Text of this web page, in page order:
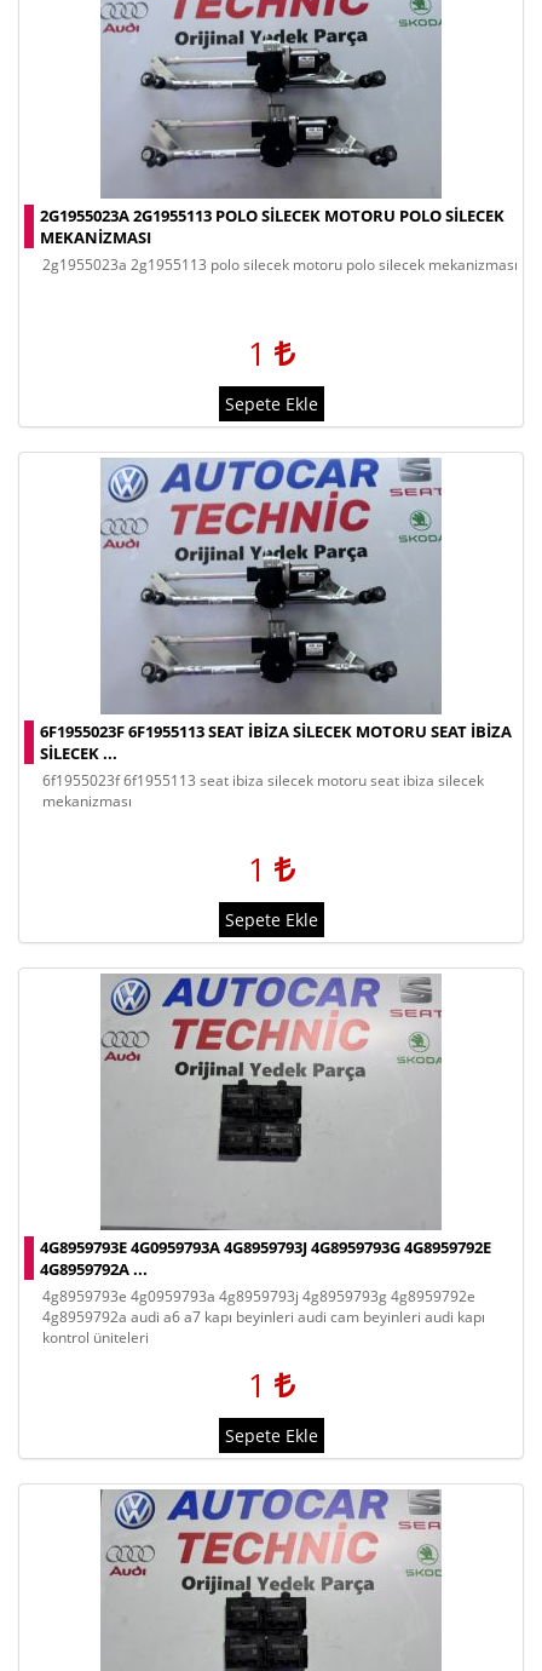
2G1955023A 2G1955113 POLO SILECEK MOTORU POLO SILECEK
MEKANIZMASI
2g1955023a 2g1955113 polo silecek motoru polo silecek mekanizması
1
Sepete Ekle
6F1955023F 6F1955113 SEAT IBIZA SILECEK MOTORU SEAT IBIZA
SILECEK ...
6f1955023f 6f1955113 seat ibiza silecek motoru seat ibiza silecek
mekanizması
1
Sepete Ekle
4G8959793E 4G0959793A 4G8959793J 4G8959793G 4G8959792E
4G8959792A ...
4g8959793e 4g0959793a 4g8959793j 4g8959793g 4g8959792e
4g8959792a audi a6 a7 kapı beyinleri audi cam beyinleri audi kapı
kontrol üniteleri
1
Sepete Ekle